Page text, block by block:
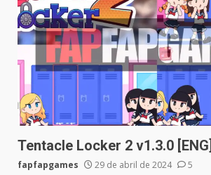
Tentacle Locker 2 v1.3.0 [ENG]
fapfapgames 29 de abril de 2024 5